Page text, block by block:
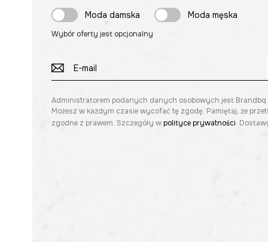
Moda damska
Moda męska
Wybór oferty jest opcjonalny
Administratorem podanych danych osobowych jest Brandbq
Możesz w każdym czasie wycofać tę zgodę. Pamiętaj, że
zgodne z prawem. Szczegóły wpolityce prywatności.